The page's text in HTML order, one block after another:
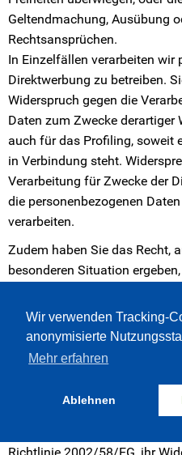
Wir verwenden Tracking-
anonymisierte
Mehr erfahren
Ablehnen
Geltendmachung, Ausübung
Rechtsansprüchen.
In Einzelfällen verarbeiten wir
Direktwerbung zu betreiben.
Widerspruch gegen die
Daten zum Zwecke derartiger
auch für das Profiling, soweit
in Verbindung steht.
Verarbeitung für Zwecke der
die personenbezogenen
verarbeiten.
Zudem haben Sie das Recht,
besonderen Situation
Verarbeitung
wissenschaftlichen oder
oder zu statistischen
(§ 50 DSG-EKD) erfolgen,
denn, eine solche
öffentlichen Interesse
Ihnen steht es frei, im
Diensten der